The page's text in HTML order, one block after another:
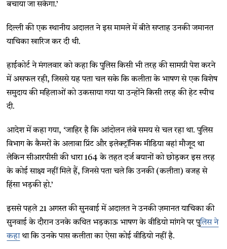
बचाया जा सकेगा.’
दिल्ली की एक स्थानीय अदालत ने इस मामले में बीते सप्ताह उनकी जमानत
याचिका खारिज कर दी थी.
हाईकोर्ट ने मंगलवार को कहा कि पुलिस किसी भी तरह की सामग्री पेश करने
में असफल रही, जिससे यह पता चल सके कि कलीता के भाषण से एक विशेष
समुदाय की महिलाओं को उकसाया गया या उन्होंने किसी तरह की हेट स्पीच
दी.
आदेश में कहा गया, ‘जाहिर है कि आंदोलन लंबे समय से चल रहा था. पुलिस
विभाग के कैमरों के अलावा प्रिंट और इलेक्ट्रॉनिक मीडिया वहां मौजूद था
लेकिन सीआरपीसी की धारा 164 के तहत दर्ज बयानों को छोड़कर इस तरह
के कोई साक्ष्य नहीं मिले हैं, जिनसे पता चले कि उनकी (कलीता) वजह से
हिंसा भड़की हो.’
इससे पहले 21 अगस्त की सुनवाई में अदालत ने उनकी ज़मानत याचिका की
सुनवाई के दौरान उनके कथित भड़काऊ भाषण के वीडियो मांगने पर पुलिस ने
कहाथा कि उनके पास कलीता का ऐसा कोई वीडियो नहीं है.